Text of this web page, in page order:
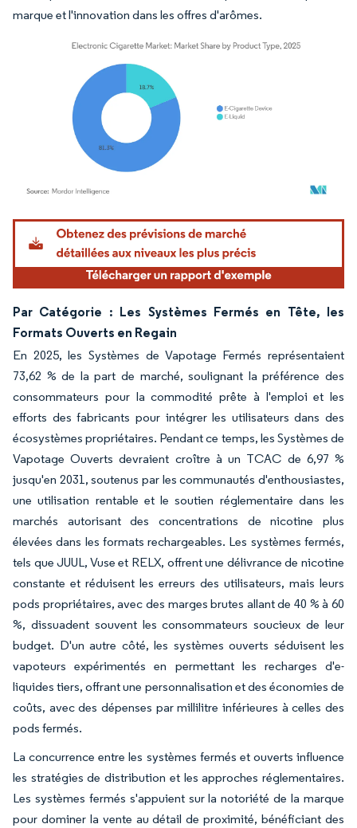
marque et l'innovation dans les offres d'arômes.
Image © Mordor Intelligence. La réutilisation nécessite une attribution sous CC BY
Par Catégorie : Les Systèmes Fermés en Tête, les
Formats Ouverts en Regain
En 2025, les Systèmes de Vapotage Fermés représentaient
73,62 % de la part de marché, soulignant la préférence des
consommateurs pour la commodité prête à l'emploi et les
efforts des fabricants pour intégrer les utilisateurs dans des
écosystèmes propriétaires. Pendant ce temps, les Systèmes de
Vapotage Ouverts devraient croître à un TCAC de 6,97 %
jusqu'en 2031, soutenus par les communautés d'enthousiastes,
une utilisation rentable et le soutien réglementaire dans les
marchés autorisant des concentrations de nicotine plus
élevées dans les formats rechargeables. Les systèmes fermés,
tels que JUUL, Vuse et RELX, offrent une délivrance de nicotine
constante et réduisent les erreurs des utilisateurs, mais leurs
pods propriétaires, avec des marges brutes allant de 40 % à 60
%, dissuadent souvent les consommateurs soucieux de leur
budget. D'un autre côté, les systèmes ouverts séduisent les
vapoteurs expérimentés en permettant les recharges d'e-
liquides tiers, offrant une personnalisation et des économies de
coûts, avec des dépenses par millilitre inférieures à celles des
pods fermés.
La concurrence entre les systèmes fermés et ouverts influence
les stratégies de distribution et les approches réglementaires.
Les systèmes fermés s'appuient sur la notoriété de la marque
pour dominer la vente au détail de proximité, bénéficiant des